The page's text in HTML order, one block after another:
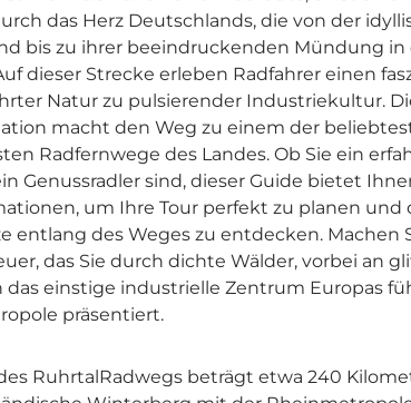
das Herz Deutschlands, die von der
bis zu ihrer beeindruckenden Mündung in
dieser Strecke erleben Radfahrer einen
Natur zu pulsierender Industriekultur.
macht den Weg zu einem der
Radfernwege des Landes. Ob Sie ein
Genussradler sind, dieser Guide bietet
um Ihre Tour perfekt zu planen und
entlang des Weges zu entdecken. Machen
das Sie durch dichte Wälder, vorbei an
einstige industrielle Zentrum Europas
präsentiert.
RuhrtalRadwegs beträgt etwa 240